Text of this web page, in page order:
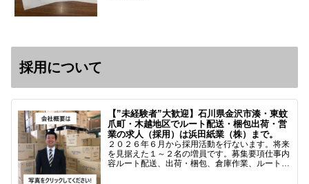
採用について
【”未経験者”大歓迎】石川県金沢市湊・東蚊
爪町・木越地区でルート配送・梱包出荷・営
業の求人（採用）は浜田紙業（株）まで。
２０２６年６月から採用活動を行ないます。将来
を見据えた１～２名の増員です。募集要項仕事内
容ルート配送、出荷・梱包、倉庫作業、ルート営